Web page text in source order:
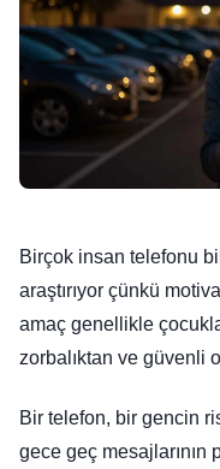
Birçok insan telefonu
araştırıyor çünkü
amaç genellikle
zorbalıktan ve güvenli
Bir telefon, bir gencin
gece geç mesajlarının